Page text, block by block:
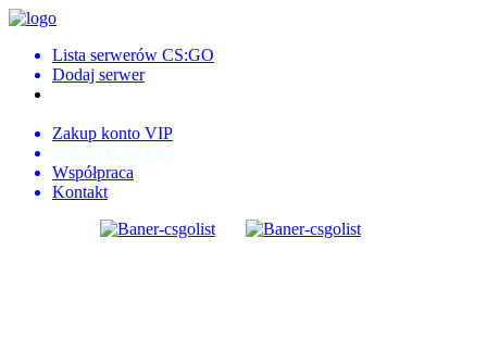
Lista serwerów CS:GO
Dodaj serwer
Zakup konto VIP
Współpraca
Kontakt